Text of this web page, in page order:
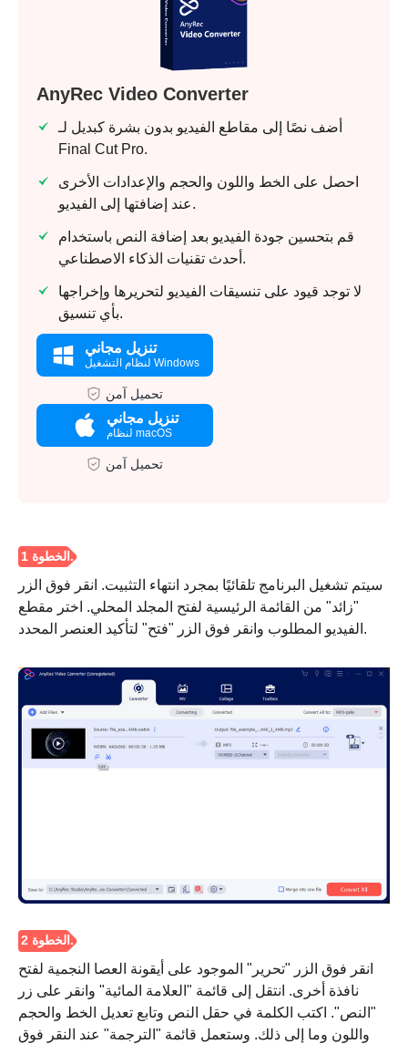
AnyRec Video Converter
أضف نصًا إلى مقاطع الفيديو بدون بشرة كبديل لـ
Final Cut Pro.
احصل على الخط واللون والحجم والإعدادات الأخرى
عند إضافتها إلى الفيديو.
قم بتحسين جودة الفيديو بعد إضافة النص باستخدام
أحدث تقنيات الذكاء الاصطناعي.
لا توجد قيود على تنسيقات الفيديو لتحريرها وإخراجها
بأي تنسيق.
تنزيل مجاني
لنظام التشغيل Windows
تحميل آمن
تنزيل مجاني
لنظام macOS
تحميل آمن
سيتم تشغيل البرنامج تلقائيًا بمجرد انتهاء التثبيت. انقر فوق الزر
"زائد" من القائمة الرئيسية لفتح المجلد المحلي. اختر مقطع
الفيديو المطلوب وانقر فوق الزر "فتح" لتأكيد العنصر المحدد.
انقر فوق الزر "تحرير" الموجود على أيقونة العصا النجمية لفتح
نافذة أخرى. انتقل إلى قائمة "العلامة المائية" وانقر على زر
"النص". اكتب الكلمة في حقل النص وتابع تعديل الخط والحجم
واللون وما إلى ذلك. وستعمل قائمة "الترجمة" عند النقر فوق